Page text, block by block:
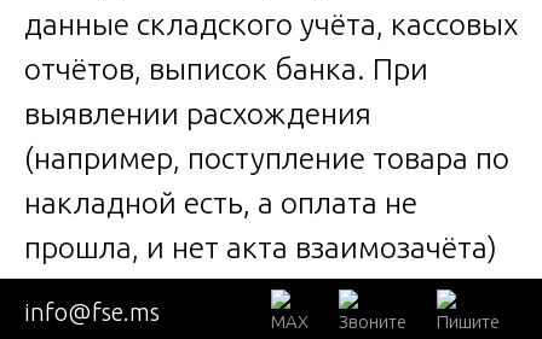
данные складского учёта, кассовых
отчётов, выписок банка. При
выявлении расхождения
(например, поступление товара по
накладной есть, а оплата не
прошла, и нет акта взаимозачёта)
– это признак искажения.
info@fse.ms